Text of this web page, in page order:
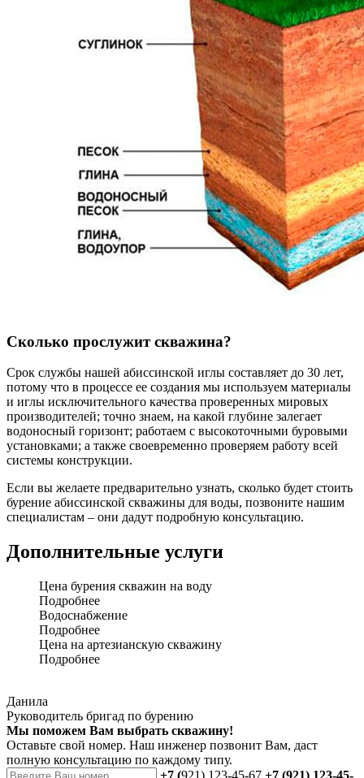
Сколько прослужит скважина?
Срок службы нашей абиссинской иглы составляет до 30 лет,
потому что в процессе ее создания мы используем материалы
и иглы исключительного качества проверенных мировых
производителей; точно знаем, на какой глубине залегает
водоносный горизонт; работаем с высокоточными буровыми
установками; а также своевременно проверяем работу всей
системы конструкции.
Если вы желаете предварительно узнать, сколько будет стоить
бурение абиссинской скважины для воды, позвоните нашим
специалистам – они дадут подробную консультацию.
Дополнительные услуги
Цена бурения скважин на воду
Подробнее
Водоснабжение
Подробнее
Цена на артезианскую скважину
Подробнее
Данила
Руководитель бригад по бурению
Мы поможем Вам выбрать скважину!
Оставьте свой номер. Наш инженер позвонит Вам, даст
полную консультацию по каждому типу.